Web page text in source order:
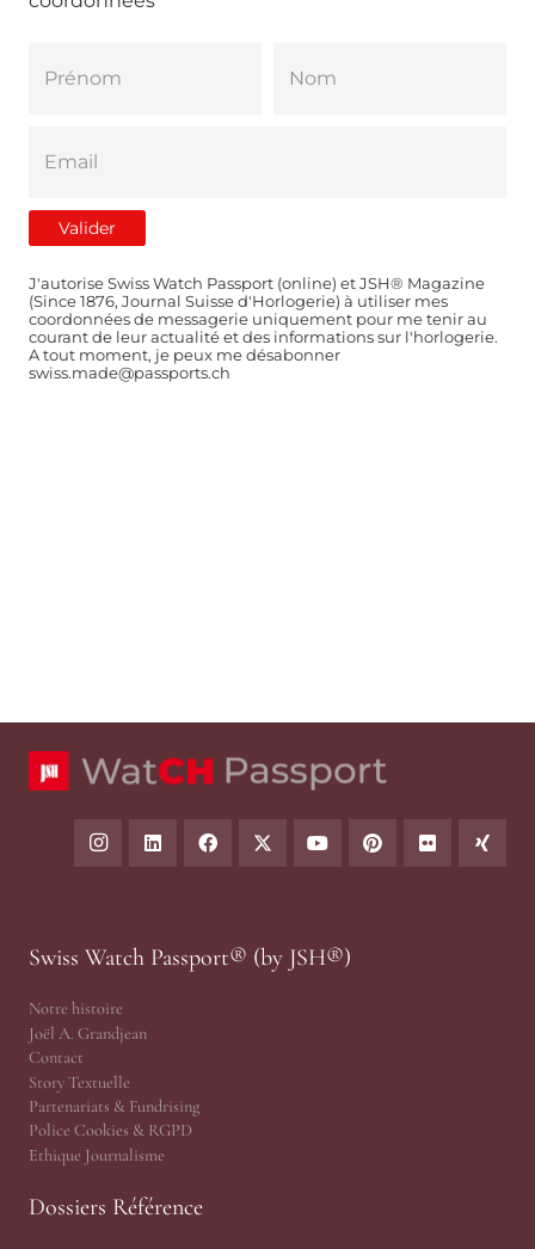
J'autorise Swiss Watch Passport (online) et JSH® Magazine
(Since 1876, Journal Suisse d'Horlogerie) à utiliser mes
coordonnées de messagerie uniquement pour me tenir au
courant de leur actualité et des informations sur l'horlogerie.
A tout moment, je peux me désabonner
swiss.made@passports.ch
Swiss Watch Passport® (by JSH®)
Notre histoire
Joël A. Grandjean
Contact
Story Textuelle
Partenariats & Fundrising
Police Cookies & RGPD
Ethique Journalisme
Dossiers Référence